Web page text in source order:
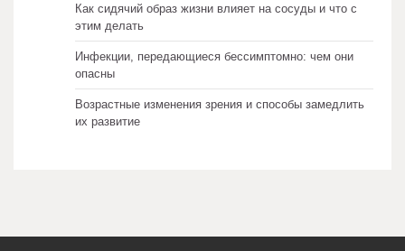
Как сидячий образ жизни влияет на сосуды и что с
этим делать
Инфекции, передающиеся бессимптомно: чем они
опасны
Возрастные изменения зрения и способы замедлить
их развитие